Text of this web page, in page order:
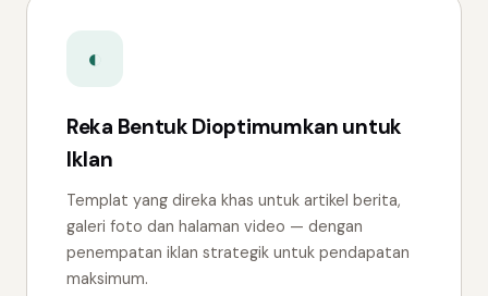
◐
Reka Bentuk Dioptimumkan untuk
Iklan
Templat yang direka khas untuk artikel berita,
galeri foto dan halaman video — dengan
penempatan iklan strategik untuk pendapatan
maksimum.